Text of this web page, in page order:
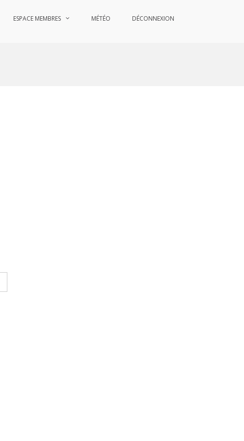
ESPACE MEMBRES MÉTÉO DÉCONNEXION